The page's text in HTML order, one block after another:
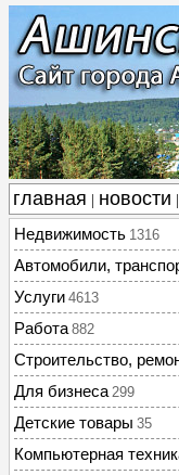
главная новости
Недвижимость 1316
Автомобили,
Услуги 4613
Работа 882
Строительство,
Для бизнеса 299
Детские товары 35
Компьютерная